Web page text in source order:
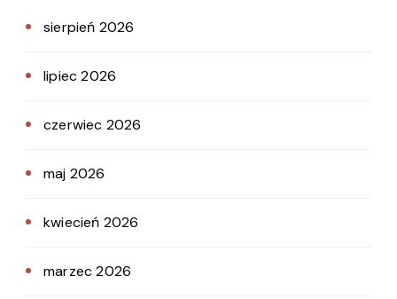
sierpień 2026
lipiec 2026
czerwiec 2026
maj 2026
kwiecień 2026
marzec 2026